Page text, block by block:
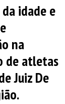
idade e
na
de atletas
Juiz De